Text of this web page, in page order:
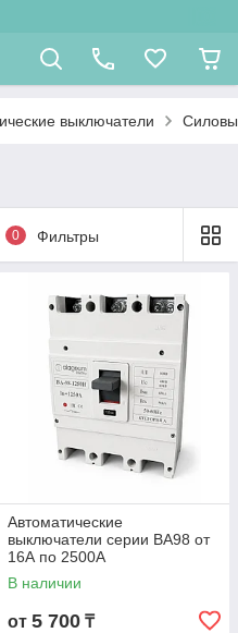
выключатели
0 Фильтры
Автоматические
выключатели серии ВА98 от
16А по 2500А
В наличии
от 5 700 ₸